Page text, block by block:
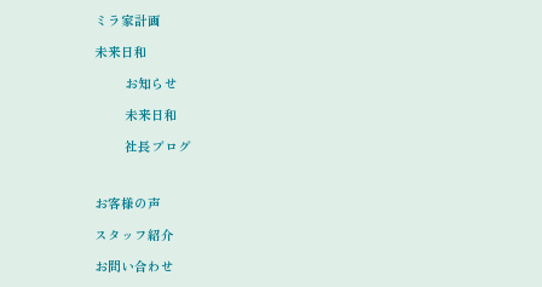
ミラ家計画
未来日和
お知らせ
未来日和
社長ブログ
お客様の声
スタッフ紹介
お問い合わせ